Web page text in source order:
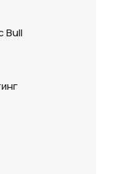
Bull